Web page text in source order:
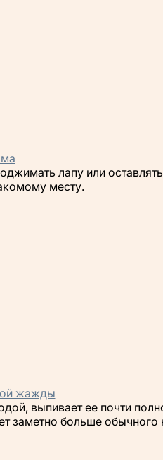
лапу или
месту.
жажды
выпивает ее почти
заметно больше